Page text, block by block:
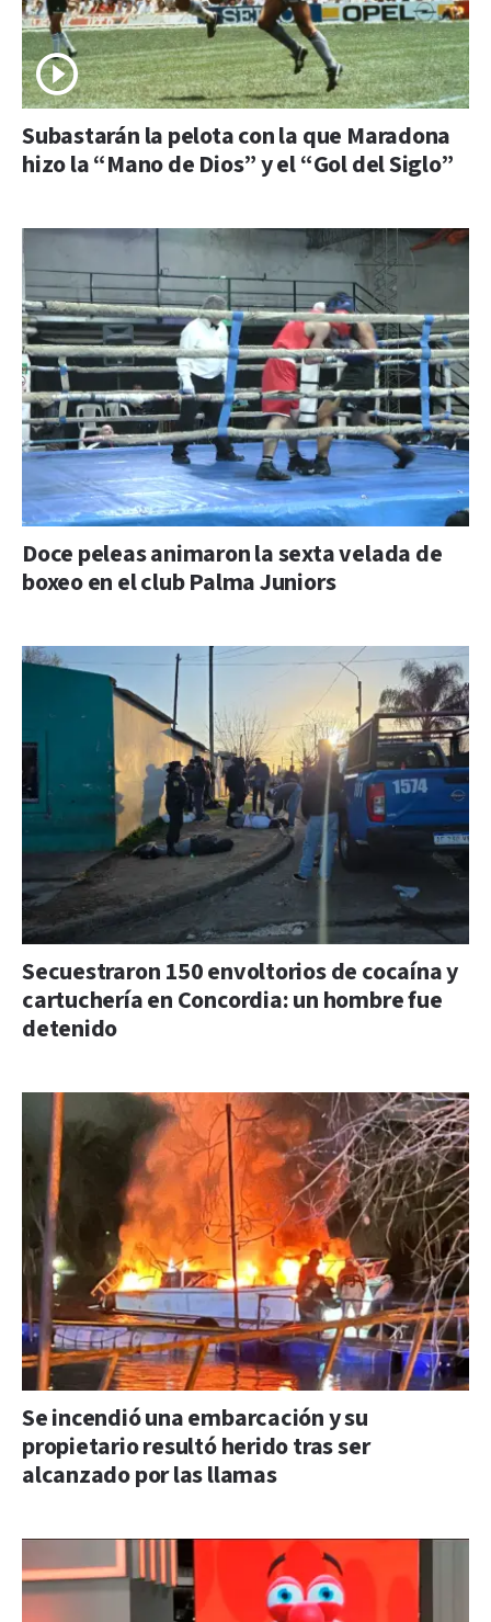
Subastarán la pelota con la que Maradona
hizo la “Mano de Dios” y el “Gol del Siglo”
Doce peleas animaron la sexta velada de
boxeo en el club Palma Juniors
Secuestraron 150 envoltorios de cocaína y
cartuchería en Concordia: un hombre fue
detenido
Se incendió una embarcación y su
propietario resultó herido tras ser
alcanzado por las llamas